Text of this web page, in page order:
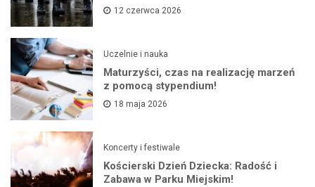
12 czerwca 2026
Uczelnie i nauka
Maturzyści, czas na realizację marzeń
z pomocą stypendium!
18 maja 2026
Koncerty i festiwale
Kościerski Dzień Dziecka: Radość i
Zabawa w Parku Miejskim!